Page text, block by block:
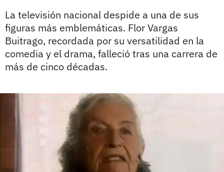
La televisión nacional despide a una de sus
figuras más emblemáticas. Flor Vargas
Buitrago, recordada por su versatilidad en la
comedia y el drama, falleció tras una carrera de
más de cinco décadas.